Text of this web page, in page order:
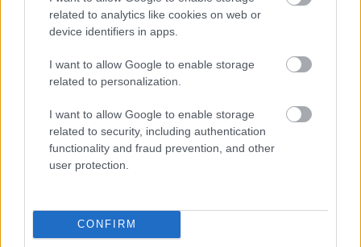
related to analytics like cookies on web or
device identifiers in apps.
I want to allow Google to enable storage
related to personalization.
I want to allow Google to enable storage
related to security, including authentication
functionality and fraud prevention, and other
user protection.
CONFIRM
okręt
Ukraina
kłuć